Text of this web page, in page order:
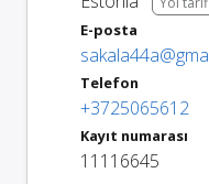
E-posta
Telefon
+3725065612
Kayıt numarası
11116645